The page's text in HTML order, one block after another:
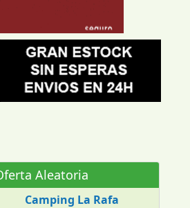
Aleatoria
Camping La Rafa